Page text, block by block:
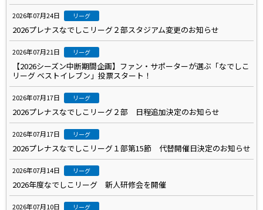
2026年07月24日 リーグ
2026プレナスなでしこリーグ２部スタジアム変更のお知らせ
2026年07月21日 リーグ
【2026シーズン中断期間企画】ファン・サポーターが選ぶ「なでしこ
リーグ ベストイレブン」投票スタート！
2026年07月17日 リーグ
2026プレナスなでしこリーグ２部 日程追加決定のお知らせ
2026年07月17日 リーグ
2026プレナスなでしこリーグ１部第15節 代替開催日決定のお知らせ
2026年07月14日 リーグ
2026年度なでしこリーグ 新人研修会を開催
2026年07月10日 リーグ